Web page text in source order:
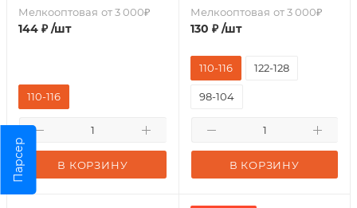
Мелкооптовая от 3 000₽
144 ₽ /шт
В КОРЗИНУ
110-116
Мелкооптовая от 3 000₽
130 ₽ /шт
В КОРЗИНУ
110-116 122-128
98-104
Парсер